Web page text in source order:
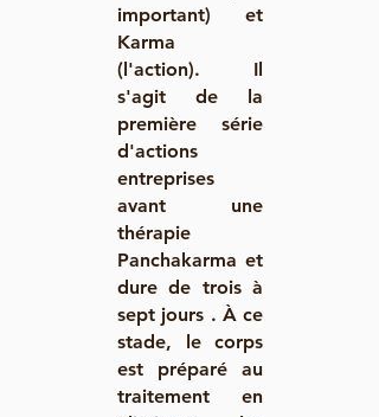
important) et
Karma
(l'action). Il
s'agit de la
première série
d'actions
entreprises
avant une
thérapie
Panchakarma et
dure de trois à
sept jours . À ce
stade, le corps
est préparé au
traitement en